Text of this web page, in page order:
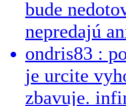
bude
nepredajú
ondris83 :
je urcite
zbavuje.